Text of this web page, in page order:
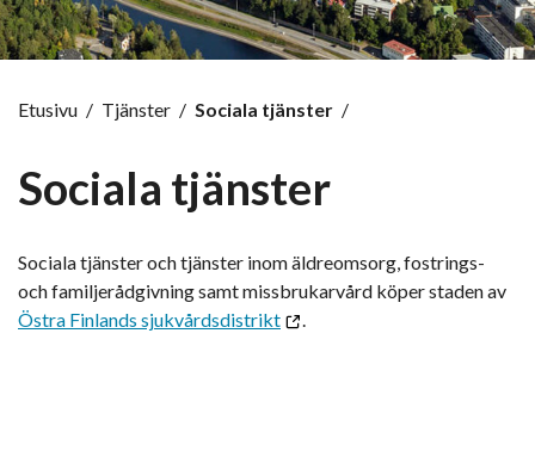
Etusivu / Tjänster / Sociala tjänster /
Sociala tjänster
Sociala tjänster och tjänster inom äldreomsorg, fostrings-
och familjerådgivning samt missbrukarvård köper staden av
Östra Finlands sjukvårdsdistrikt
.